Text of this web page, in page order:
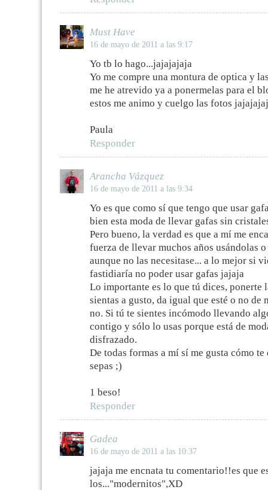
Must Have
16 de mayo de 2011 a las 9:17
Yo tb lo hago...jajajajaja
Yo me compre una montura de optica y
me he atrevido ya a ponermelas para el
estos me animo y cuelgo las fotos
Paula
Responder
Arancha Vázquez
16 de mayo de 2011 a las 9:34
Yo es que como sí que tengo que usar
bien esta moda de llevar gafas sin
Pero bueno, la verdad es que a mí me
fuerza de llevar muchos años usándolas
aunque no las necesitase... a lo mejor si
fastidiaría no poder usar gafas jajaja
Lo importante es lo que tú dices, ponerte
sientas a gusto, da igual que esté o no de
no. Si tú te sientes incómodo llevando
contigo y sólo lo usas porque está de
disfrazado.
De todas formas a mí sí me gusta cómo
sepas ;)
1 beso!
Responder
Gadea
16 de mayo de 2011 a las 10:37
jajaja me encnata tu comentario!!es que
los..."modernitos",XD